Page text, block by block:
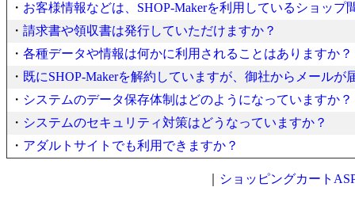
・ お客様情報などは、SHOP-Makerを利用しているショップ
・ 請求書や領収書は発行していただけますか？
・ 各種データや情報は何かに利用されることはありますか？
・ 既にSHOP-Makerを解約していますが、御社からメールが
・ システムのデータ保存体制はどのようになっていますか？
・ システムのセキュリティ対策はどうなっていますか？
・ アダルトサイトでも利用できますか？
ショッピングカート